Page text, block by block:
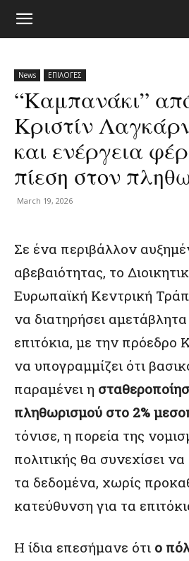
News ΕΠΙΛΟΓΕΣ
“Καμπανάκι”
Κριστίν
και ενέργεια
πίεση στον
March 19, 2026
Σε ένα περιβάλλον
αβεβαιότητας, το
Ευρωπαϊκή Κεντρική
να διατηρήσει
επιτόκια, με την πρόεδρο
να υπογραμμίζει ότι
παραμένει η
πληθωρισμού στο 2%
τόνισε, η πορεία της
πολιτικής θα συνεχίσει
τα δεδομένα, χωρίς
κατεύθυνση για τα
Η ίδια επεσήμανε ότι ο